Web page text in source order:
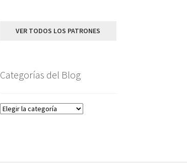
VER TODOS LOS PATRONES
Categorías del Blog
Categorías